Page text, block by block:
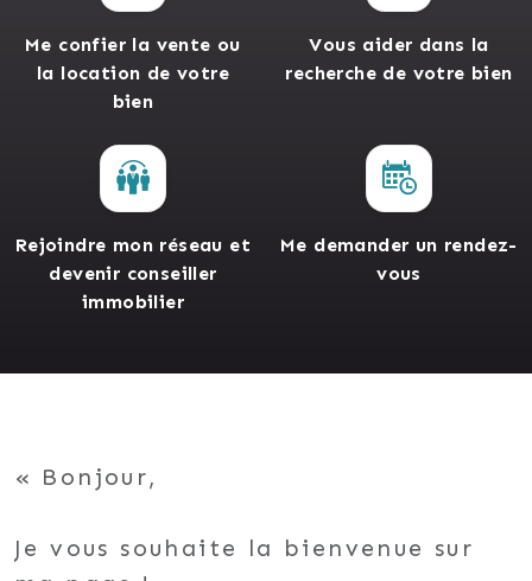
Me confier la vente ou
la location de votre
bien
Vous aider dans la
recherche de votre bien
Rejoindre mon réseau et
devenir conseiller
immobilier
Me demander un rendez-
vous
Bonjour,
Je vous souhaite la bienvenue sur